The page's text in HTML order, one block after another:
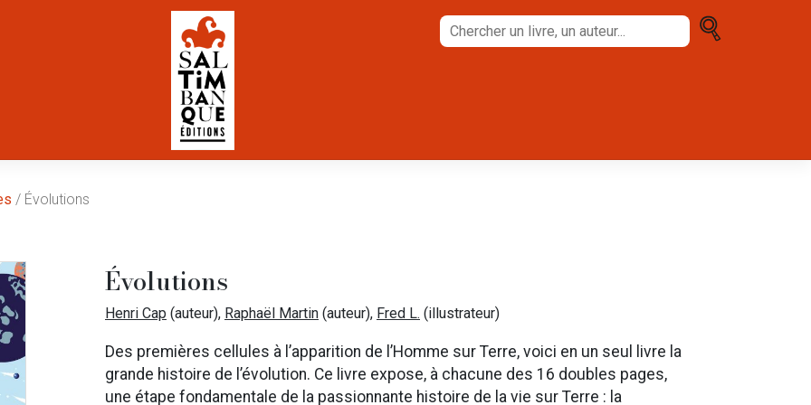
Chercher
un
/ Évolutions
Évolutions
Henri Cap (auteur), Raphaël Martin (auteur), Fred L. (illustrateur)
Des premières cellules à l’apparition de l’Homme sur Terre, voici en un seul livre la
grande histoire de l’évolution. Ce livre expose, à chacune des 16 doubles pages,
une étape fondamentale de la passionnante histoire de la vie sur Terre : la